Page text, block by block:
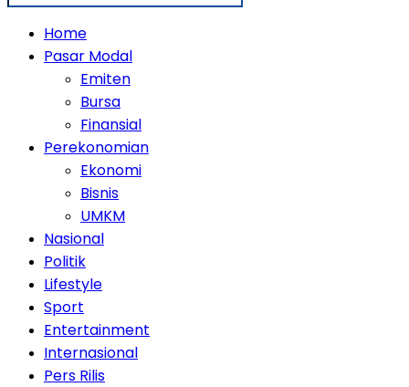
Home
Pasar Modal
Emiten
Bursa
Finansial
Perekonomian
Ekonomi
Bisnis
UMKM
Nasional
Politik
Lifestyle
Sport
Entertainment
Internasional
Pers Rilis